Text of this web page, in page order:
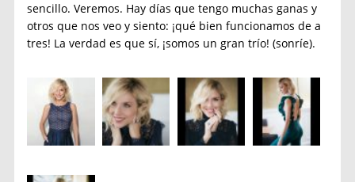
sencillo. Veremos. Hay días que tengo muchas ganas y
otros que nos veo y siento: ¡qué bien funcionamos de a
tres! La verdad es que sí, ¡somos un gran trío! (sonríe).